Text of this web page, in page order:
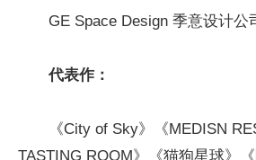
GE Space Design 季意设计公
代表作：
《City of Sky》《MEDISN
TASTING ROOM》《猫狗星球》